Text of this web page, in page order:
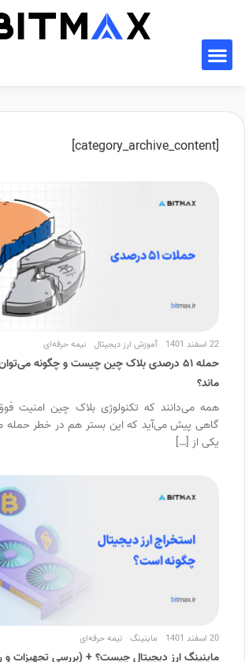
[category_archive_content]
22 اسفند 1401 آموزش ارز دیجیتال نیمه حرفه‌ای
حمله ۵۱ درصدی بلاک چین چیست و چگونه
ماند؟
همه می‌دانند که تکنولوژی بلاک چین امنیت
گاهی پیش می‌آید که این بستر هم در خطر حمله
یکی از […]
20 اسفند 1401 ماینینگ نیمه حرفه‌ای
ماینینگ ارز دیجیتال چیست؟ + (بررسی تجهیزات